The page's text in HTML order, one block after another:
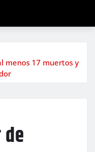
menos 17 muertos y